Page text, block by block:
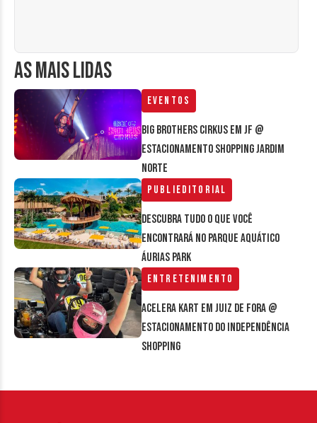
AS MAIS LIDAS
Eventos
Big Brothers Cirkus em JF @
estacionamento Shopping Jardim
Norte
Publieditorial
Descubra tudo o que você
encontrará no parque aquático
Áurias Park
Entretenimento
Acelera Kart em Juiz de Fora @
estacionamento do Independência
Shopping